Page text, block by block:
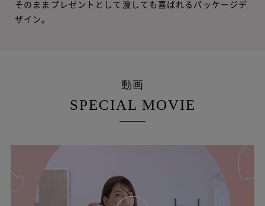
そのままプレゼントとして渡しても喜ばれるパッケージデ
ザイン。
動画
SPECIAL MOVIE